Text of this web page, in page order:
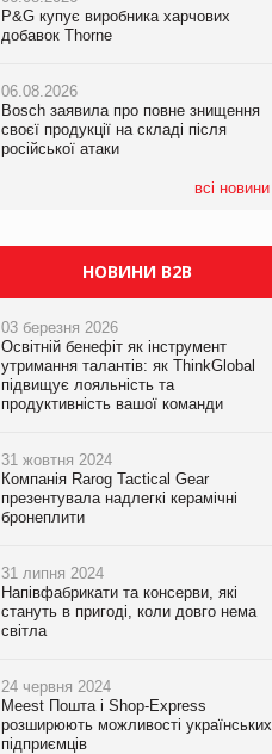
P&G купує виробника харчових
добавок Thorne
06.08.2026
Bosch заявила про повне знищення
своєї продукції на складі після
російської атаки
всі новини
P&G купує виробника харчових
добавок Thorne
06.08.2026
Bosch заявила про повне знищення
своєї продукції на складі після
російської атаки
P&G купує виробника харчових
добавок Thorne
06.08.2026
Bosch заявила про повне знищення
своєї продукції на складі після
російської атаки
НОВИНИ B2B
03 березня 2026
Освітній бенефіт як інструмент
утримання талантів: як ThinkGlobal
підвищує лояльність та
продуктивність вашої команди
31 жовтня 2024
Компанія Rarog Tactical Gear
презентувала надлегкі керамічні
бронеплити
31 липня 2024
Напівфабрикати та консерви, які
стануть в пригоді, коли довго нема
світла
24 червня 2024
Meest Пошта і Shop-Express
розширюють можливості українських
підприємців